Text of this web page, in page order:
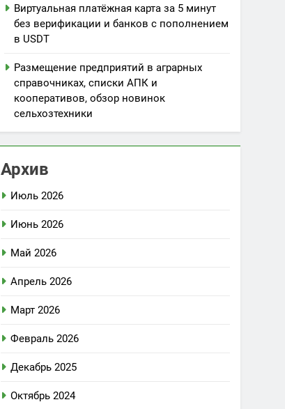
Виртуальная платёжная карта за 5 минут
без верификации и банков с пополнением
в USDT
Размещение предприятий в аграрных
справочниках, списки АПК и
кооперативов, обзор новинок
сельхозтехники
Архив
Июль 2026
Июнь 2026
Май 2026
Апрель 2026
Март 2026
Февраль 2026
Декабрь 2025
Октябрь 2024